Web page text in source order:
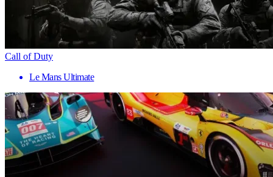
Call of Duty
Le Mans Ultimate